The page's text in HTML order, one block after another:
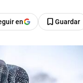
en Guardar